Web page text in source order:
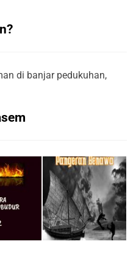
di banjar pedukuhan,